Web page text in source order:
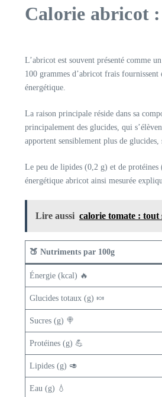
Calorie abricot
L’abricot est souvent présenté comme
100 grammes d’abricot frais fournissent
énergétique.
La raison principale réside dans sa
principalement des glucides, qui
apportent sensiblement plus de
Le peu de lipides (0,2 g) et de
énergétique abricot ainsi mesurée
Lire aussi calorie tomate : tout
🍑 Nutriments par 100g
Énergie (kcal) 🔥
Glucides totaux (g) 🍬
Sucres (g) 🍭
Protéines (g) 💪
Lipides (g) 🥑
Eau (g) 💧